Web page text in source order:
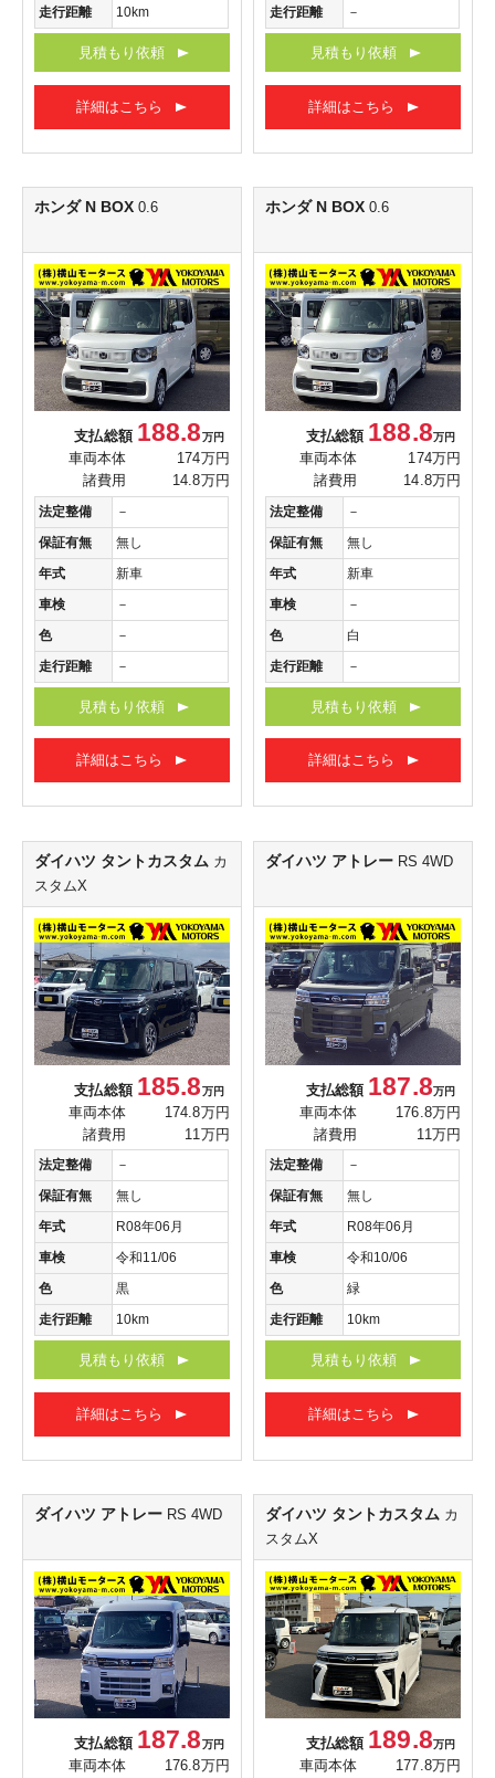
走行距離
10km
見積もり依頼
詳細はこちら
走行距離
－
見積もり依頼
詳細はこちら
ホンダ N BOX 0.6
支払総額 188.8万円
車両本体
174万円
諸費用
14.8万円
法定整備
－
保証有無
無し
年式
新車
車検
－
色
－
走行距離
－
見積もり依頼
詳細はこちら
ホンダ N BOX0.6
支払総額 188.8万円
車両本体
174万円
諸費用
14.8万円
法定整備
－
保証有無
無し
年式
新車
車検
－
色
白
走行距離
－
見積もり依頼
詳細はこちら
ダイハツ タントカスタム カ
スタムX
支払総額 185.8万円
車両本体
174.8万円
諸費用
11万円
法定整備
－
保証有無
無し
年式
R08年06月
車検
令和11/06
色
黒
走行距離
10km
見積もり依頼
詳細はこちら
ダイハツ アトレー RS 4WD
支払総額 187.8万円
車両本体
176.8万円
諸費用
11万円
法定整備
－
保証有無
無し
年式
R08年06月
車検
令和10/06
色
緑
走行距離
10km
見積もり依頼
詳細はこちら
ダイハツ アトレー RS 4WD
支払総額 187.8万円
車両本体 176.8万円
ダイハツ タントカスタム カ
スタムX
支払総額 189.8万円
車両本体 177.8万円